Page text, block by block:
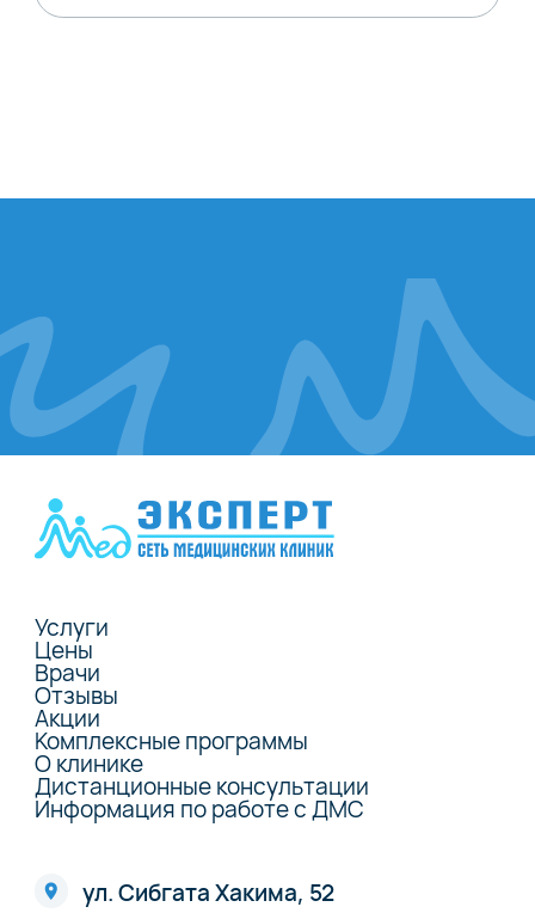
Услуги
Цены
Врачи
Отзывы
Акции
Комплексные программы
О клинике
Дистанционные консультации
Информация по работе с ДМС
ул. Сибгата Хакима, 52